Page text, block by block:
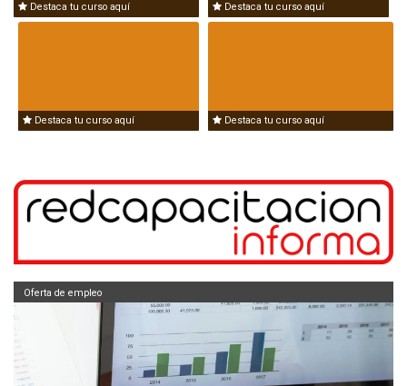
Destaca tu curso aquí Destaca tu curso aquí
Destaca tu curso aquí Destaca tu curso aquí
Oferta de empleo